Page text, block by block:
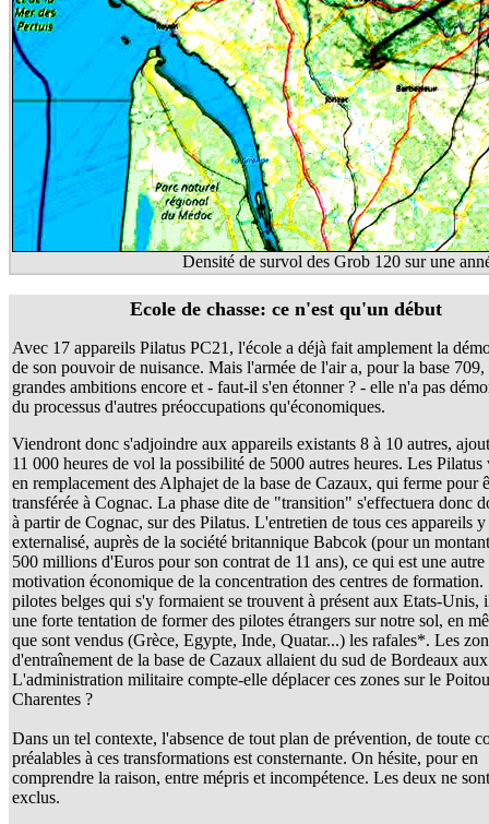
Densité de survol des Grob 120 sur une
Ecole de chasse: ce n'est qu'un début
Avec 17 appareils Pilatus PC21, l'école a déjà fait amplement la
de son pouvoir de nuisance. Mais l'armée de l'air a, pour la base 709,
grandes ambitions encore et - faut-il s'en étonner ? - elle n'a pas
du processus d'autres préoccupations qu'économiques.
Viendront donc s'adjoindre aux appareils existants 8 à 10 autres,
11 000 heures de vol la possibilité de 5000 autres heures. Les
en remplacement des Alphajet de la base de Cazaux, qui ferme pour
transférée à Cognac. La phase dite de "transition" s'effectuera donc
à partir de Cognac, sur des Pilatus. L'entretien de tous ces appareils y
externalisé, auprès de la société britannique Babcok (pour un
500 millions d'Euros pour son contrat de 11 ans), ce qui est une autre
motivation économique de la concentration des centres de formation.
pilotes belges qui s'y formaient se trouvent à présent aux Etats-Unis,
une forte tentation de former des pilotes étrangers sur notre sol, en
que sont vendus (Grèce, Egypte, Inde, Quatar...) les rafales*. Les
d'entraînement de la base de Cazaux allaient du sud de Bordeaux
L'administration militaire compte-elle déplacer ces zones sur le
Charentes ?
Dans un tel contexte, l'absence de tout plan de prévention, de toute
préalables à ces transformations est consternante. On hésite, pour en
comprendre la raison, entre mépris et incompétence. Les deux ne
exclus.